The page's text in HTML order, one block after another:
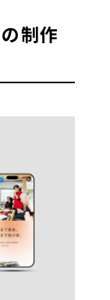
制作